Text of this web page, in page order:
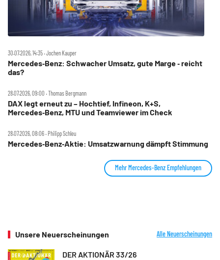
30.07.2026, 14:35 ‧ Jochen Kauper
Mercedes‑Benz: Schwacher Umsatz, gute Marge ‑ reicht
das?
28.07.2026, 09:00 ‧ Thomas Bergmann
DAX legt erneut zu – Hochtief, Infineon, K+S,
Mercedes‑Benz, MTU und Teamviewer im Check
28.07.2026, 08:06 ‧ Philipp Schleu
Mercedes‑Benz‑Aktie: Umsatzwarnung dämpft Stimmung
Mehr Mercedes-Benz Empfehlungen
Unsere Neuerscheinungen Alle Neuerscheinungen
DER AKTIONÄR 33/26